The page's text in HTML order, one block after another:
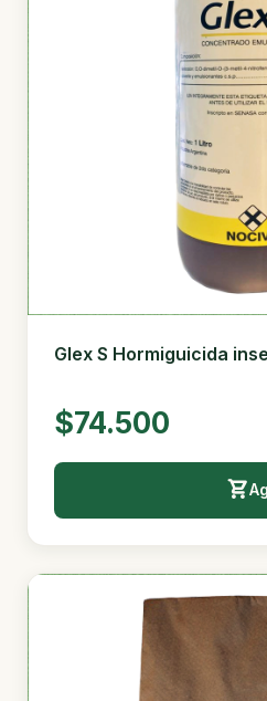
Glex S Hormiguicida
$74.500